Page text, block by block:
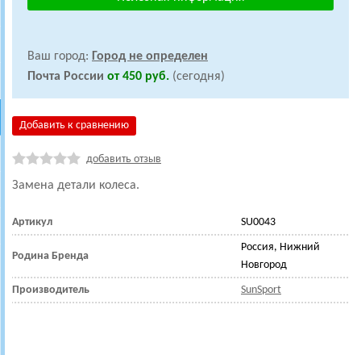
Ваш город: Город не определен
Почта России от 450 руб. (сегодня)
Добавить к сравнению
добавить отзыв
Замена детали колеса.
Артикул SU0043
Родина Бренда
Россия, Нижний
Новгород
Производитель SunSport